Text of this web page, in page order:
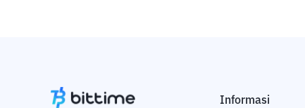
Informasi